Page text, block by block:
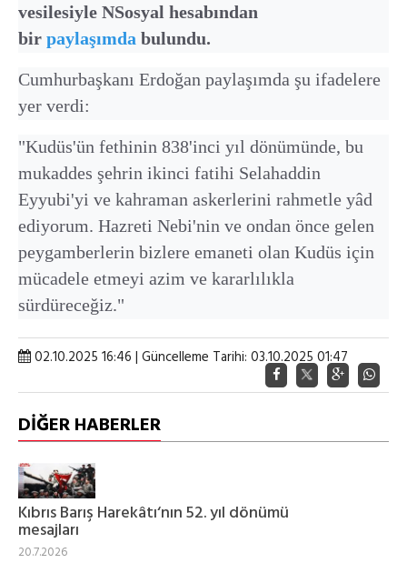
vesilesiyle NSosyal hesabından
bir paylaşımda bulundu.
Cumhurbaşkanı Erdoğan paylaşımda şu ifadelere
yer verdi:
"Kudüs'ün fethinin 838'inci yıl dönümünde, bu
mukaddes şehrin ikinci fatihi Selahaddin
Eyyubi'yi ve kahraman askerlerini rahmetle yâd
ediyorum. Hazreti Nebi'nin ve ondan önce gelen
peygamberlerin bizlere emaneti olan Kudüs için
mücadele etmeyi azim ve kararlılıkla
sürdüreceğiz."
02.10.2025 16:46 | Güncelleme Tarihi: 03.10.2025 01:47
DİĞER HABERLER
Kıbrıs Barış Harekâtı‘nın 52. yıl dönümü
mesajları
20.7.2026